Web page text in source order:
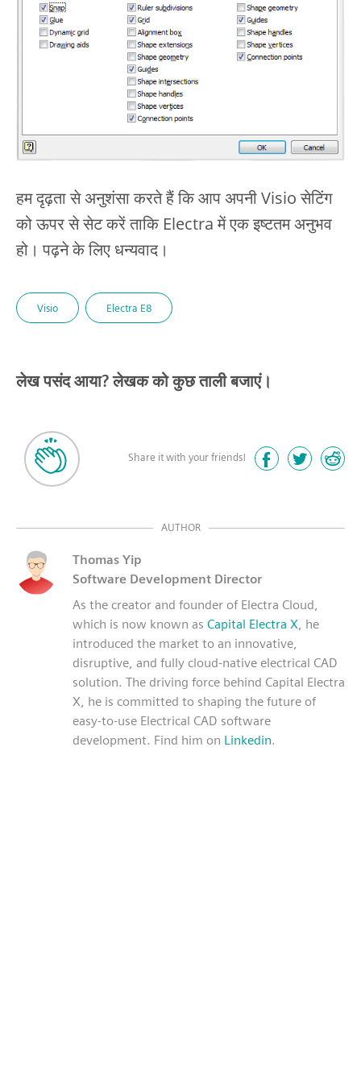
हम दृढ़ता से अनुशंसा करते हैं कि आप अपनी Visio सेटिंग
को ऊपर से सेट करें ताकि Electra में एक इष्टतम अनुभव
हो। पढ़ने के लिए धन्यवाद।
Visio Electra E8
लेख पसंद आया? लेखक को कुछ ताली बजाएं।
Share it with your friends!
AUTHOR
Thomas Yip
Software Development Director
As the creator and founder of Electra Cloud,
which is now known as Capital Electra X , he
introduced the market to an innovative,
disruptive, and fully cloud-native electrical CAD
solution. The driving force behind Capital Electra
X, he is committed to shaping the future of
easy-to-use Electrical CAD software
development. Find him on Linkedin.